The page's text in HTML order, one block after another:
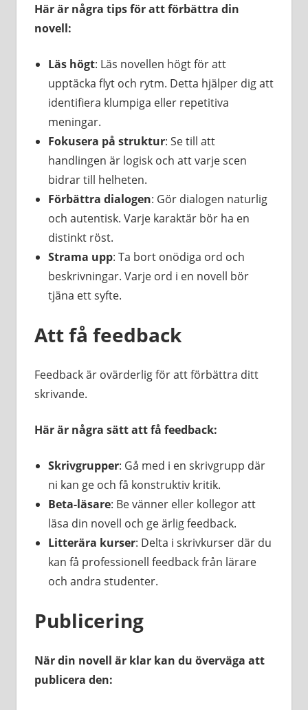
Här är några tips för att förbättra din
novell:
Läs högt: Läs novellen högt för att
upptäcka flyt och rytm. Detta hjälper dig att
identifiera klumpiga eller repetitiva
meningar.
Fokusera på struktur: Se till att
handlingen är logisk och att varje scen
bidrar till helheten.
Förbättra dialogen: Gör dialogen naturlig
och autentisk. Varje karaktär bör ha en
distinkt röst.
Strama upp: Ta bort onödiga ord och
beskrivningar. Varje ord i en novell bör
tjäna ett syfte.
Att få feedback
Feedback är ovärderlig för att förbättra ditt
skrivande.
Här är några sätt att få feedback:
Skrivgrupper: Gå med i en skrivgrupp där
ni kan ge och få konstruktiv kritik.
Beta-läsare: Be vänner eller kollegor att
läsa din novell och ge ärlig feedback.
Litterära kurser: Delta i skrivkurser där du
kan få professionell feedback från lärare
och andra studenter.
Publicering
När din novell är klar kan du överväga att
publicera den: